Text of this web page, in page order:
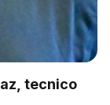
tecnico